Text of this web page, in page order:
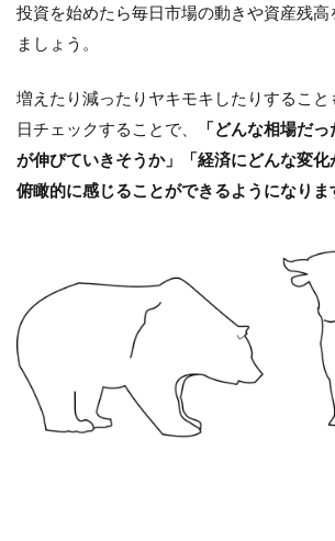
投資を始めたら毎日市場の動きや資産残高
ましょう。
増えたり減ったりヤキモキしたりするこ
日チェックすることで、
「どんな相場だ
が伸びていきそうか」「経済にどんな変
俯瞰的に感じることができるようになりま